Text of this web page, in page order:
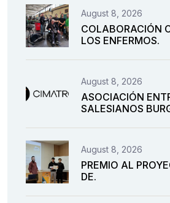
August 8, 2026
COLABORACIÓN
LOS ENFERMOS.
August 8, 2026
ASOCIACIÓN
SALESIANOS
August 8, 2026
PREMIO AL
DE.